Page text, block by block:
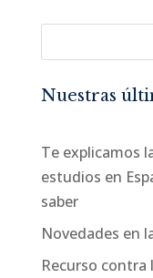
Nuestras
Te explicamos
estudios en
saber
Novedades en
Recurso contra